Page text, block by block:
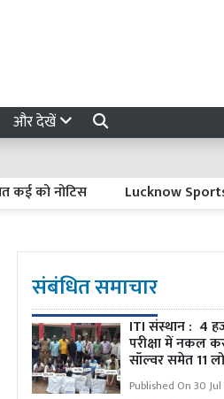
और देखें
नोटिस Lucknow Sports News:
संबंधित समाचार
ITI संस्थान : 4
परीक्षा में नकल
सॉल्वर समेत 11
Published On 30